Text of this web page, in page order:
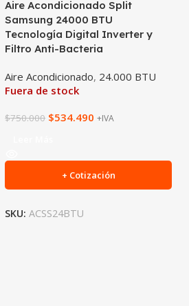
Aire Acondicionado Split
Samsung 24000 BTU
Tecnología Digital Inverter y
Filtro Anti-Bacteria
Aire Acondicionado, 24.000 BTU
Fuera de stock
$750.000 $534.490 +IVA
+ Cotización
SKU:ACSS24BTU